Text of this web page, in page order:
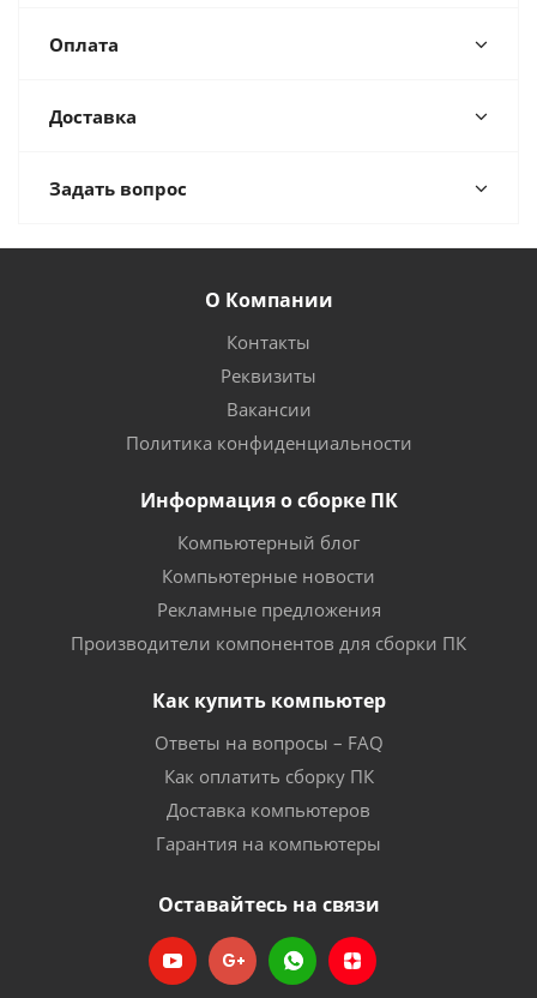
Оплата
Доставка
Задать вопрос
О Компании
Контакты
Реквизиты
Вакансии
Политика конфиденциальности
Информация о сборке ПК
Компьютерный блог
Компьютерные новости
Рекламные предложения
Производители компонентов для сборки ПК
Как купить компьютер
Ответы на вопросы – FAQ
Как оплатить сборку ПК
Доставка компьютеров
Гарантия на компьютеры
Оставайтесь на связи